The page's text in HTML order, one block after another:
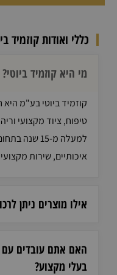
כללי ואודות קוזמיד
מי היא קוזמיד ביוטי?
קוזמיד ביוטי בע"מ
טיפוח, ציוד מקצועי
למעלה מ-15
איכותיים, שירות
אילו מוצרים ניתן
האם אתם עובדים עם
בעלי מקצוע?